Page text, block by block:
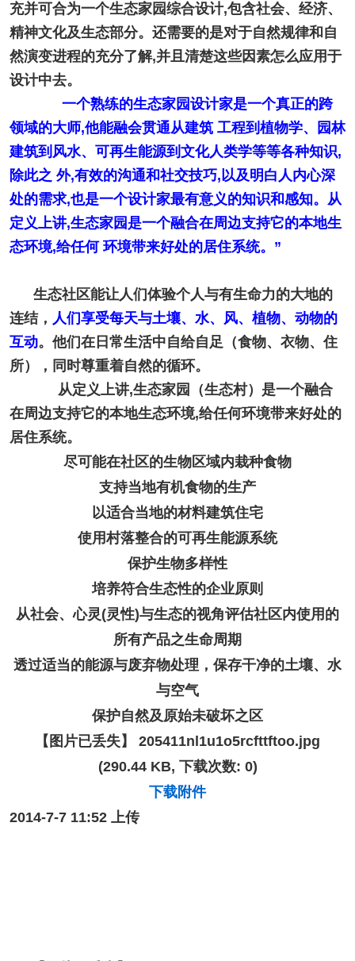
充并可合为一个生态家园综合设计,包含社会、经济、
精神文化及生态部分。还需要的是对于自然规律和自
然演变进程的充分了解,并且清楚这些因素怎么应用于
设计中去。
一个熟练的生态家园设计家是一个真正的跨
领域的大师,他能融会贯通从建筑 工程到植物学、园林
建筑到风水、可再生能源到文化人类学等等各种知识,
除此之 外,有效的沟通和社交技巧,以及明白人内心深
处的需求,也是一个设计家最有意义的知识和感知。从
定义上讲,生态家园是一个融合在周边支持它的本地生
态环境,给任何 环境带来好处的居住系统。”
生态社区能让人们体验个人与有生命力的大地的
连结， 人们享受每天与土壤、水、风、植物、动物的
互动。他们在日常生活中自给自足（食物、衣物、住
所），同时尊重着自然的循环。
从定义上讲,生态家园（生态村）是一个融合
在周边支持它的本地生态环境,给任何环境带来好处的
居住系统。
尽可能在社区的生物区域内栽种食物
支持当地有机食物的生产
以适合当地的材料建筑住宅
使用村落整合的可再生能源系统
保护生物多样性
培养符合生态性的企业原则
从社会、心灵(灵性)与生态的视角评估社区内使用的
所有产品之生命周期
透过适当的能源与废弃物处理，保存干净的土壤、水
与空气
保护自然及原始未破坏之区
【图片已丢失】 205411nl1u1o5rcfttftoo.jpg
(290.44 KB, 下载次数: 0)
下载附件
2014-7-7 11:52 上传